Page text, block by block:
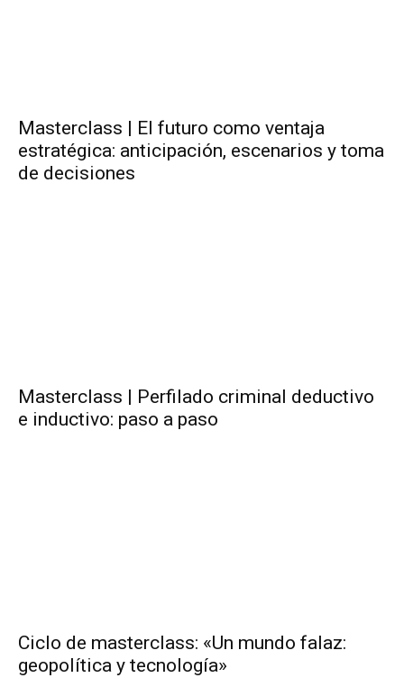
Masterclass | El futuro como ventaja
estratégica: anticipación, escenarios y toma
de decisiones
Masterclass | Perfilado criminal deductivo
e inductivo: paso a paso
Ciclo de masterclass: «Un mundo falaz:
geopolítica y tecnología»